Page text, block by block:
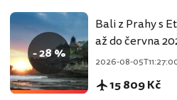
- 28 %
Bali z Prahy s
až do června
2026-08-
15 809 Kč